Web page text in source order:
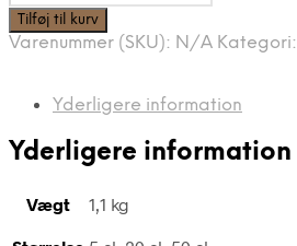
&
Peat
Tilføj til kurv
Varenummer (SKU): N/A Kategori:
Yderligere information
Yderligere information
Vægt 1,1 kg